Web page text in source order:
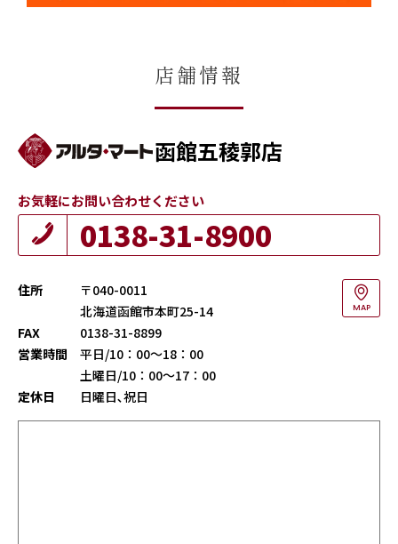
店舗情報
函館五稜郭店
お気軽にお問い合わせください
0138-31-8900
住所
〒040-0011
北海道函館市本町25-14
MAP
FAX
0138-31-8899
営業時間
平日/10：00～18：00
土曜日/10：00～17：00
定休日
日曜日､祝日